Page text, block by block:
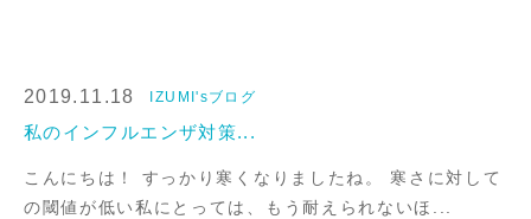
2019.11.18 IZUMI'sブログ
私のインフルエンザ対策...
こんにちは！ すっかり寒くなりましたね。 寒さに対して
の閾値が低い私にとっては、もう耐えられないほ...